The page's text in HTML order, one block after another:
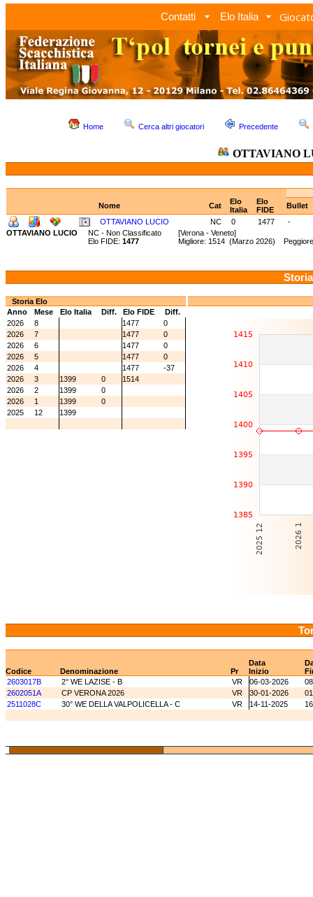
Contatti Elo Italia
Home Cerca altri giocatori Precedente
OTTAVIANO
Nome Cat
Elo
Italia
Elo
FIDE
Bullet
OTTAVIANO LUCIO
NC 0 1477
-
OTTAVIANO LUCIO
NC - Non Classificato [Verona - Veneto]
Elo FIDE: 1477 Migliore: 1514 (Marzo 2026)
Storia Elo
Anno
Mese Elo Italia Diff. Elo FIDE
Diff.
2026
8 1477
0
2026
7 1477
0
2026
6 1477
0
2026
5 1477
0
2026
4 1477
-37
2026
3 1399 0
1514
2026
2 1399
0
2026
1 1399
0
2025
12 1399
Data
Codice
Denominazione Pr Inizio
2603017B
2° WE LAZISE - B VR 06-03-2026
2602051A
CP VERONA 2026 VR 30-01-2026
2511028C
30° WE DELLA VALPOLICELLA - C VR 14-11-2025